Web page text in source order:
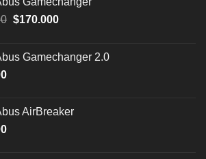
El
era:
$170.000El
es:
Gamechanger 2.0
AirBreaker